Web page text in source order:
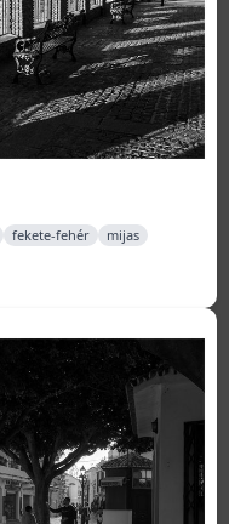
fekete-fehér mijas